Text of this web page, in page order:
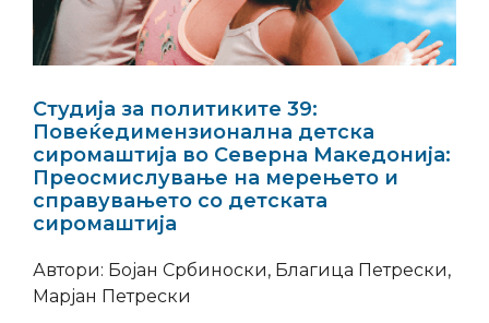
Студија за политиките 39:
Повеќедимензионална детска
сиромаштија во Северна Македонија:
Преосмислување на мерењето и
справувањето со детската
сиромаштија
Автори: Бојан Србиноски, Благица Петрески,
Марјан Петрески